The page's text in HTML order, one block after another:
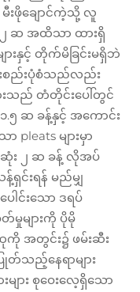
မီးဖိုချောင်ကဲ့သို့ လူ
၂ ဆ အထိသာ ထားရှိ
ားနှင့် တိုက်မိခြင်းမရှိဘဲ
းစည်းပုံစံသည်လည်း
ားသည် တံတိုင်းပေါ်တွင်
၅ ဆ ခန့်နှင့် အကောင်း
များမှာ
ဆုံး ၂ ဆ ခန့် လိုအပ်
ရှင်းရန် မည်မျှ
ါင်းသော ဒရပ်
များကို ပိုမို
ထုကို အတွင်း၌ ဖမ်းဆီး
တ်သည့်နေရာများ
ား စုဝေးလေ့ရှိသော